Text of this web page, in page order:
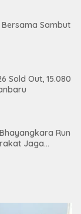
Sambut
Sold Out, 15.080
Run
Jaga